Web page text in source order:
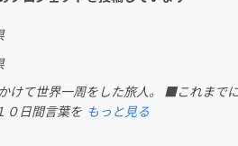
ービス開発 フード
けて世界一周をした旅人。 ■これまで
０日間言葉を もっと見る